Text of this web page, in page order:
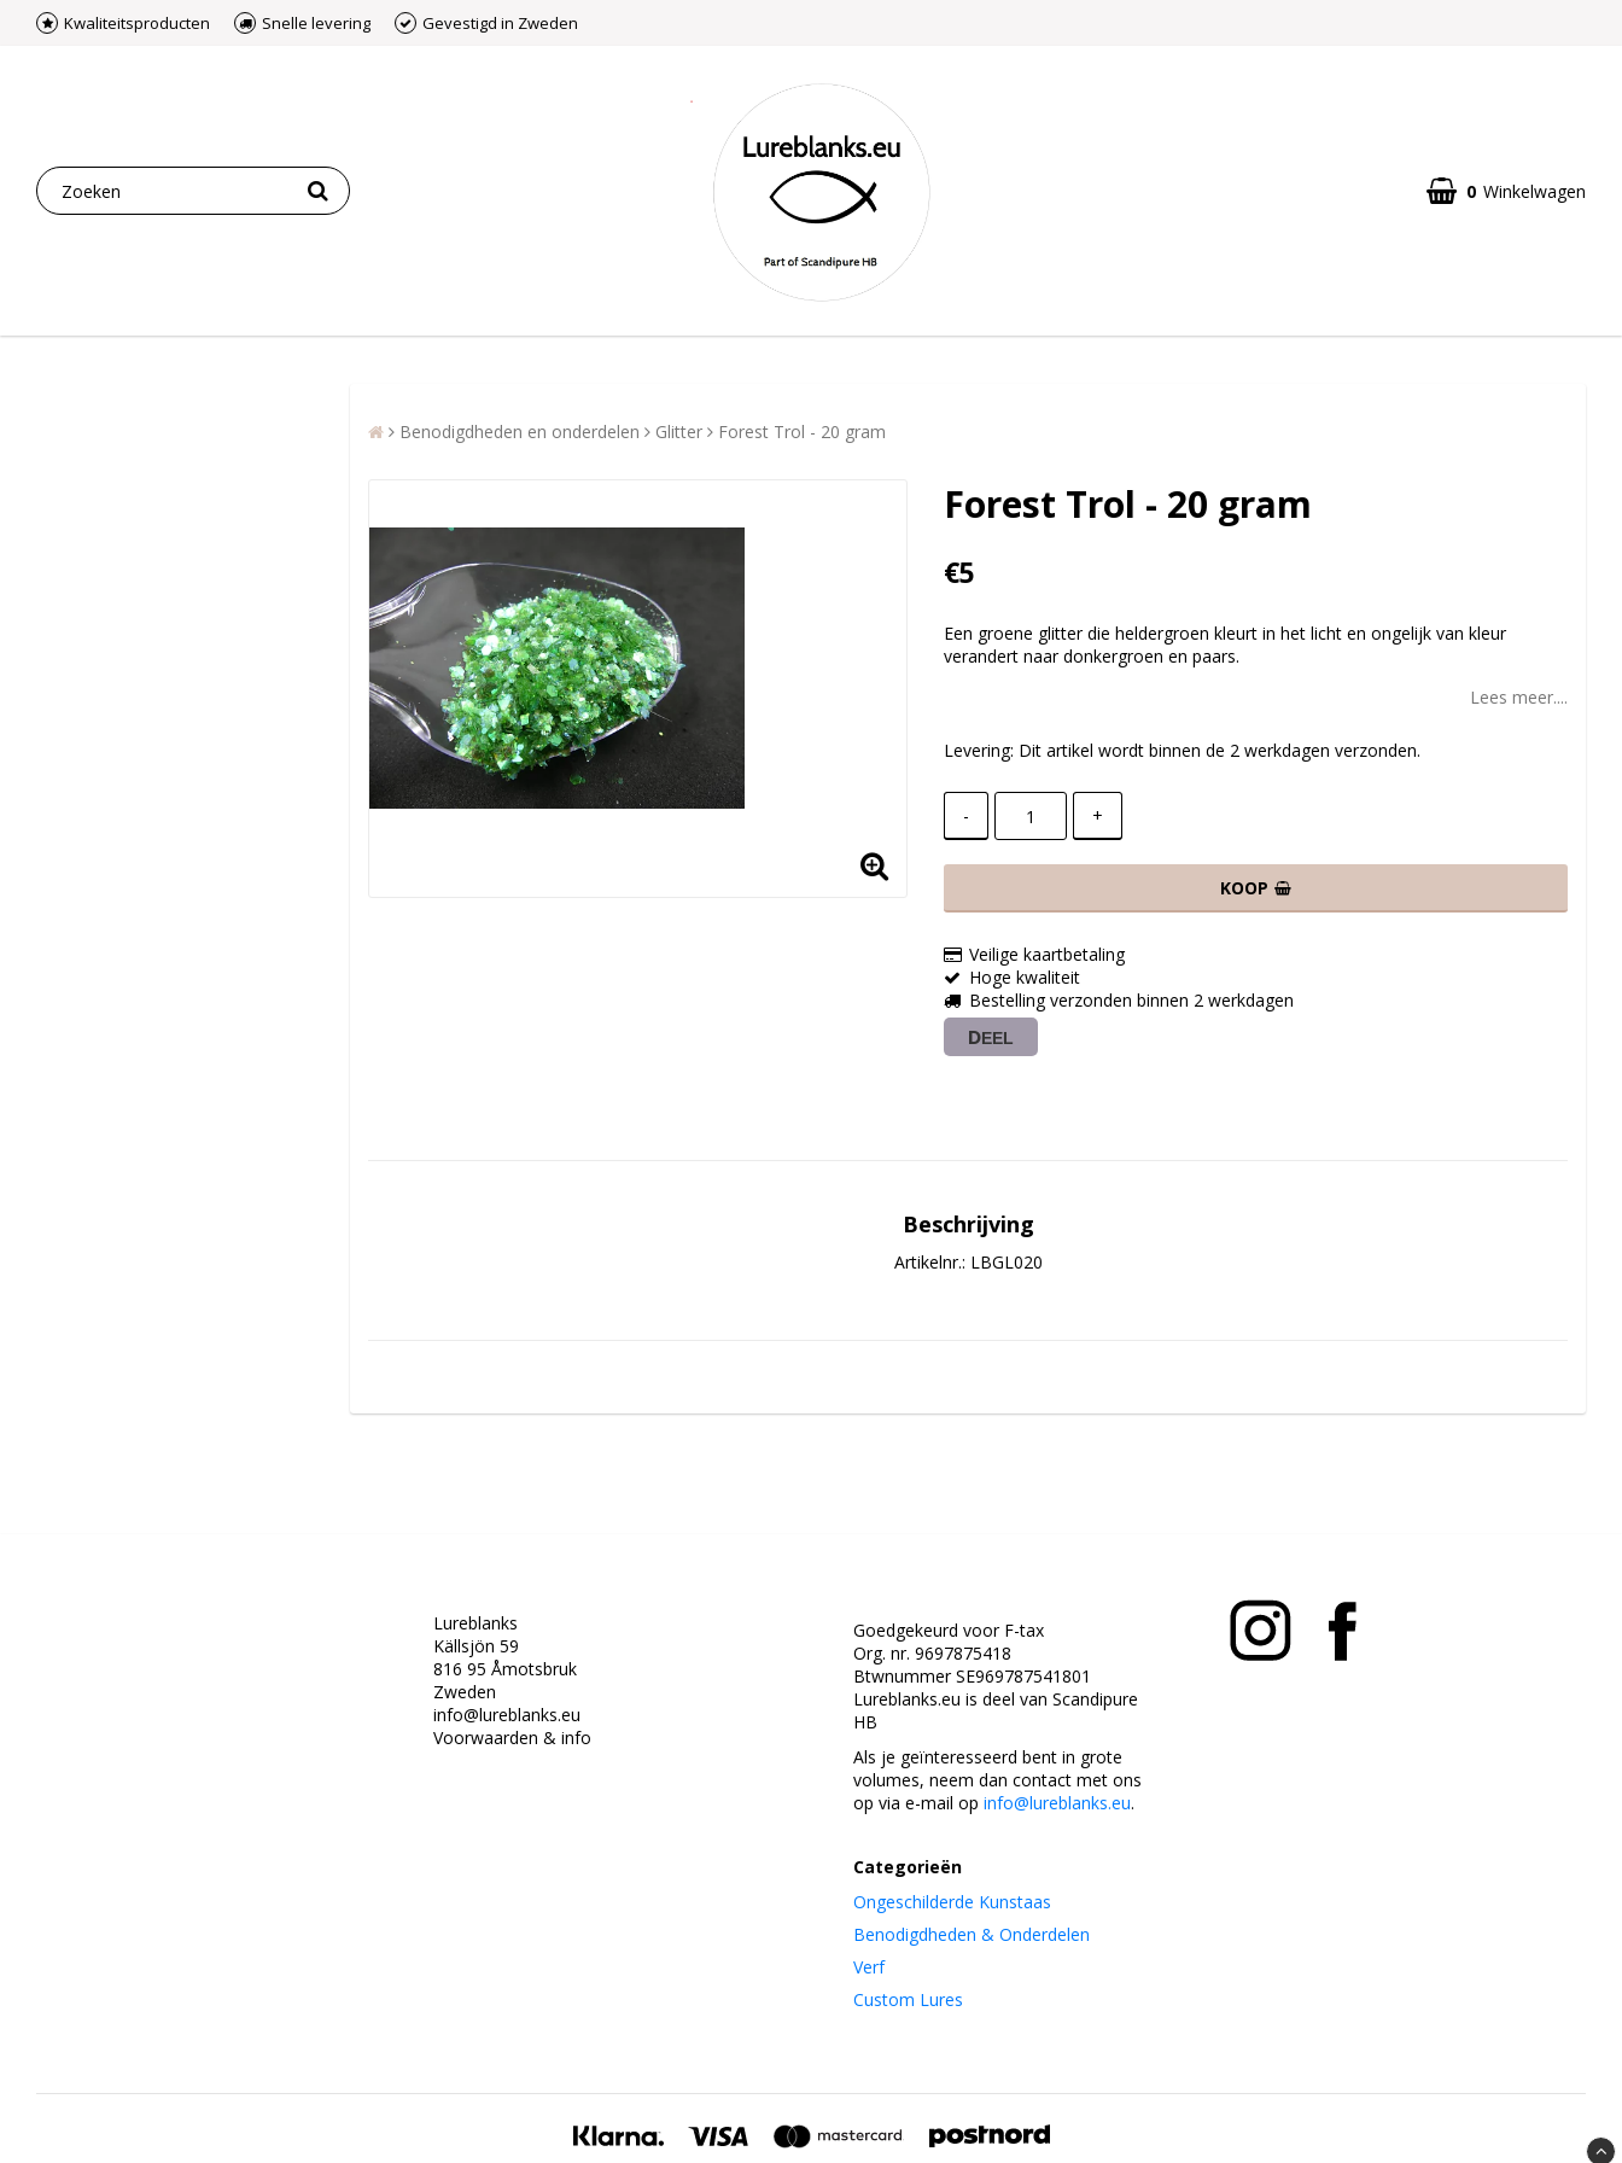
Kwaliteitsproducten Snelle levering Gevestigd in Zweden
0 Winkelwagen
Benodigdheden en onderdelen Glitter Forest Trol - 20 gram
Forest Trol - 20 gram
€5
Een groene glitter die heldergroen kleurt in het licht en ongelijk van kleur
verandert naar donkergroen en paars.
Lees meer....
Levering: Dit artikel wordt binnen de 2 werkdagen verzonden.
- +
KOOP
Veilige kaartbetaling
Hoge kwaliteit
Bestelling verzonden binnen 2 werkdagen
DEEL
Beschrijving
Artikelnr.: LBGL020
Lureblanks
Källsjön 59
816 95 Åmotsbruk
Zweden
info@lureblanks.eu
Voorwaarden & info
Goedgekeurd voor F-tax
Org. nr. 9697875418
Btwnummer SE969787541801
Lureblanks.eu is deel van Scandipure
HB
Als je geïnteresseerd bent in grote
volumes, neem dan contact met ons
op via e-mail op info@lureblanks.eu.
Categorieën
Ongeschilderde Kunstaas
Benodigdheden & Onderdelen
Verf
Custom Lures